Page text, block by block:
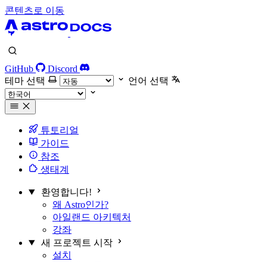
콘텐츠로 이동
GitHub
Discord
테마 선택
언어 선택
튜토리얼
가이드
참조
생태계
환영합니다!
왜 Astro인가?
아일랜드 아키텍처
강좌
새 프로젝트 시작
설치